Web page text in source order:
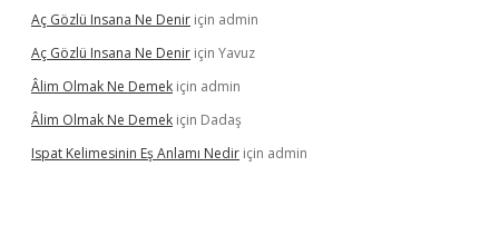
Aç Gözlü Insana Ne Denir için admin
Aç Gözlü Insana Ne Denir için Yavuz
Âlim Olmak Ne Demek için admin
Âlim Olmak Ne Demek için Dadaş
Ispat Kelimesinin Eş Anlamı Nedir için admin